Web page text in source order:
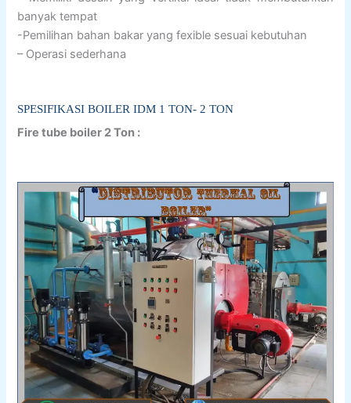
banyak tempat
-Pemilihan bahan bakar yang fexible sesuai kebutuhan
– Operasi sederhana
SPESIFIKASI BOILER IDM 1 TON- 2 TON
Fire tube boiler 2 Ton :